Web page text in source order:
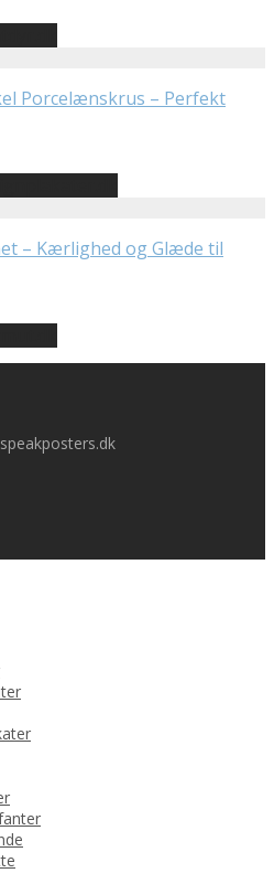
Porcelænskrus – Perfekt
– Kærlighed og Glæde til